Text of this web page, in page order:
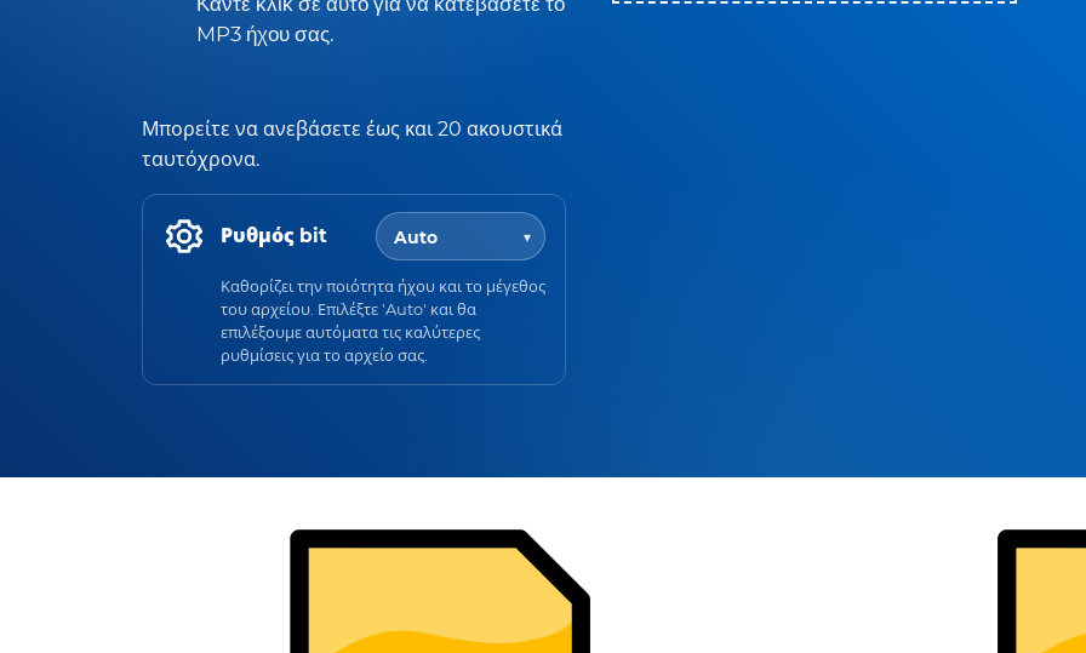
MP3 ήχου σας.
Μπορείτε να ανεβάσετε έως και 20 ακουστικά
ταυτόχρονα.
Ρυθμός bit
Καθορίζει την ποιότητα ήχου και το μέγεθος
του αρχείου. Επιλέξτε 'Auto' και θα
επιλέξουμε αυτόματα τις καλύτερες
ρυθμίσεις για το αρχείο σας.